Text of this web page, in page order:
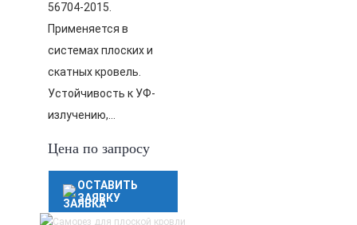
56704-2015.
Применяется в
системах плоских и
скатных кровель.
Устойчивость к УФ-
излучению,…
Цена по запросу
ОСТАВИТЬ
ЗАЯВКУ